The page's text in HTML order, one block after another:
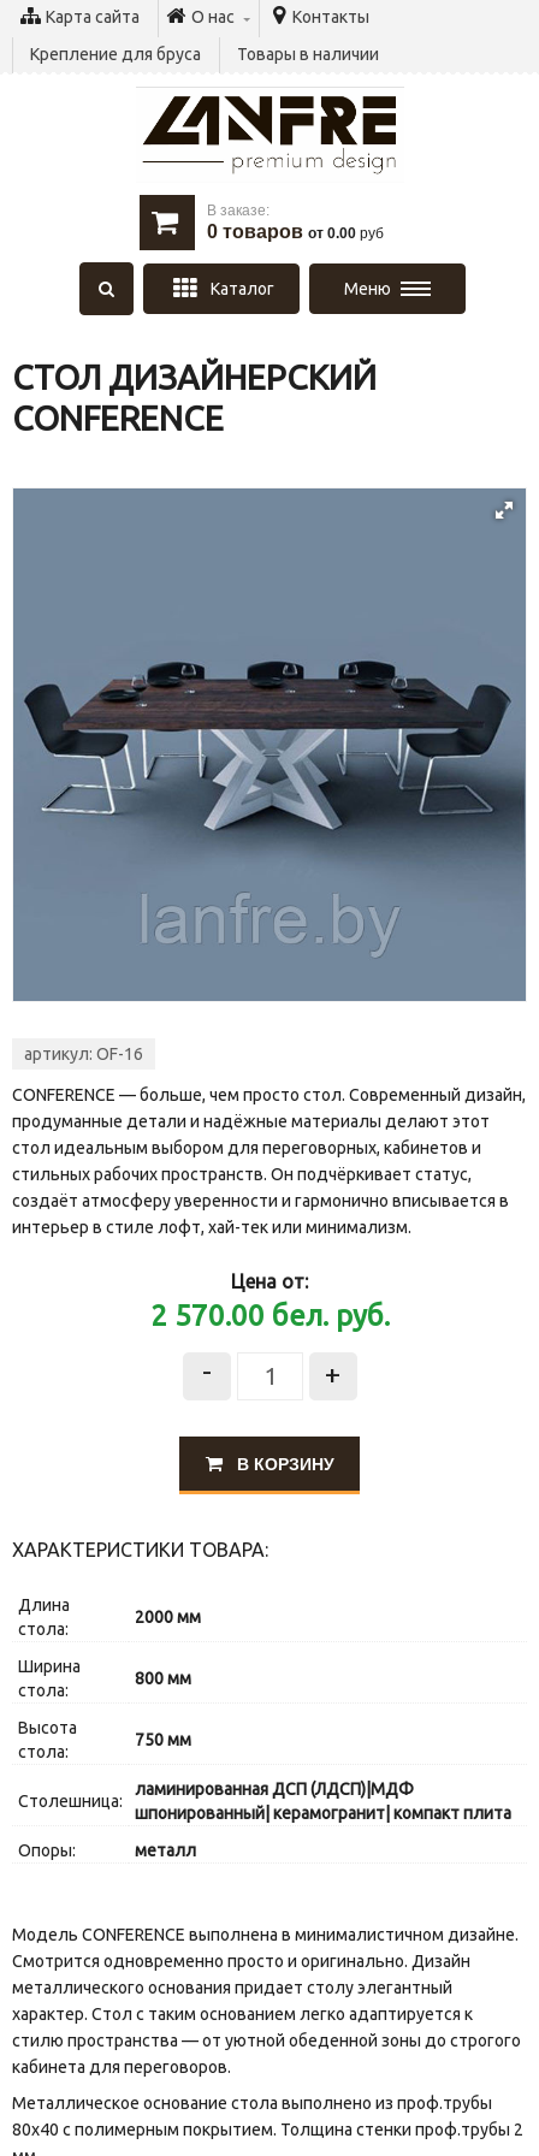
Карта сайта О нас
Контакты
Крепление для бруса
Товары в наличии
В заказе:
0 товаров от 0.00 руб
Каталог Меню
СТОЛ ДИЗАЙНЕРСКИЙ
CONFERENCE
артикул: OF-16
CONFERENCE — больше, чем просто стол. Современный дизайн,
продуманные детали и надёжные материалы делают этот
стол идеальным выбором для переговорных, кабинетов и
стильных рабочих пространств. Он подчёркивает статус,
создаёт атмосферу уверенности и гармонично вписывается в
интерьер в стиле лофт, хай-тек или минимализм.
Цена от:
2 570.00 бел. руб.
- +
В КОРЗИНУ
ХАРАКТЕРИСТИКИ ТОВАРА:
Длина
стола:
2000 мм
Ширина
стола:
800 мм
Высота
стола:
750 мм
Столешница:
ламинированная ДСП (ЛДСП)|МДФ
шпонированный| керамогранит| компакт плита
Опоры:
металл
Модель CONFERENCE выполнена в минималистичном дизайне.
Смотрится одновременно просто и оригинально. Дизайн
металлического основания придает столу элегантный
характер. Стол с таким основанием легко адаптируется к
стилю пространства — от уютной обеденной зоны до строгого
кабинета для переговоров.
Металлическое основание стола выполнено из проф.трубы
80х40 с полимерным покрытием. Толщина стенки проф.трубы 2